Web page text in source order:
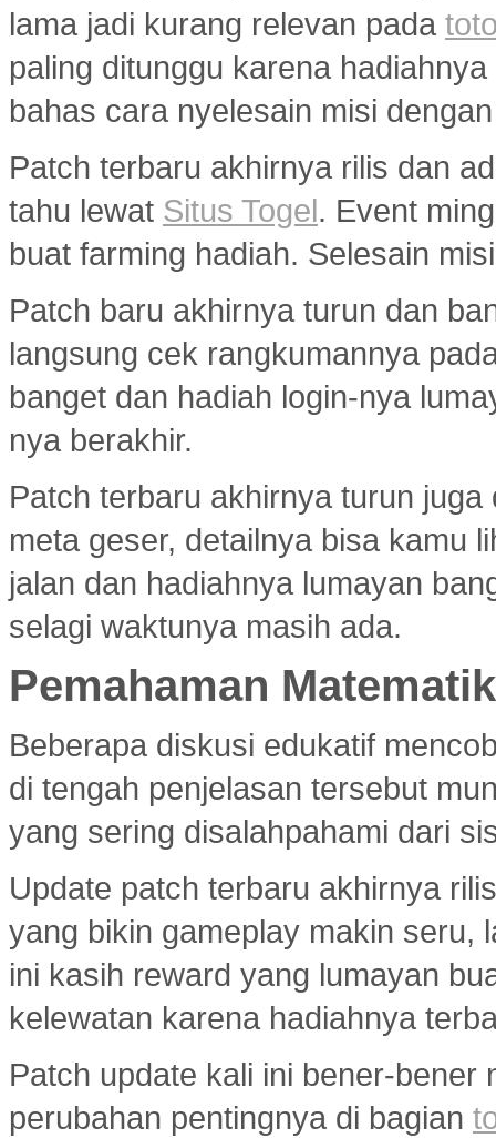
lama jadi kurang relevan pada
paling ditunggu karena
bahas cara nyelesain misi
Patch terbaru akhirnya rilis dan
tahu lewat Situs Togel. Event
buat farming hadiah. Selesain
Patch baru akhirnya turun dan
langsung cek rangkumannya
banget dan hadiah login-nya
nya berakhir.
Patch terbaru akhirnya turun
meta geser, detailnya bisa kamu
jalan dan hadiahnya lumayan
selagi waktunya masih ada.
Pemahaman
Beberapa diskusi edukatif
di tengah penjelasan tersebut
yang sering disalahpahami dari
Update patch terbaru akhirnya
yang bikin gameplay makin seru,
ini kasih reward yang lumayan
kelewatan karena hadiahnya
Patch update kali ini bener-
perubahan pentingnya di bagian